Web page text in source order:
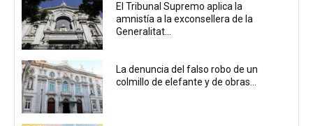
El Tribunal Supremo aplica la
amnistía a la exconsellera de la
Generalitat...
La denuncia del falso robo de un
colmillo de elefante y de obras...